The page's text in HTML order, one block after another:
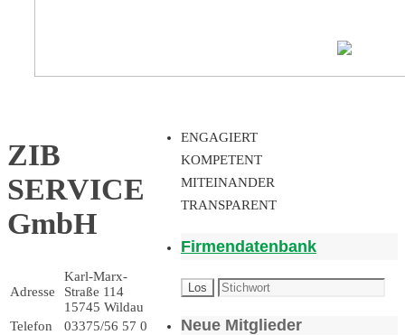
ZIB
SERVICE
GmbH
Adresse
Karl-Marx-
Straße 114
15745 Wildau
Telefon
03375/56 57 0
ENGAGIERT
KOMPETENT
MITEINANDER
TRANSPARENT
Firmendatenbank
Neue Mitglieder